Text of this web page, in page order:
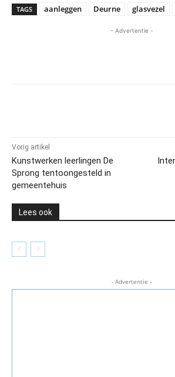
TAGS aanleggen Deurne glasvezel
- Advertentie -
Vorig artikel
Kunstwerken leerlingen De
Sprong tentoongesteld in
gemeentehuis
Lees ook
- Advertentie -